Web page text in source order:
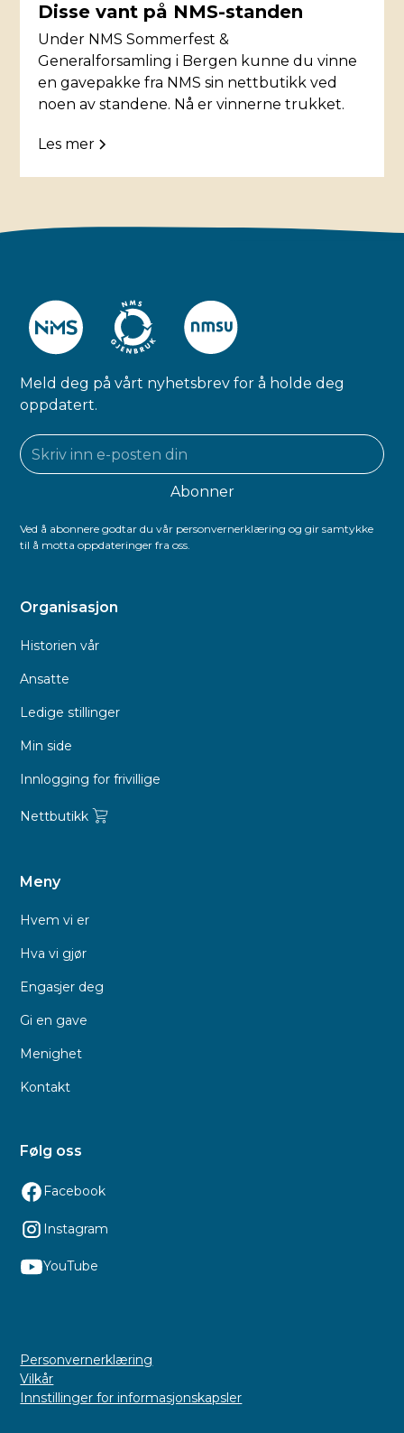
Disse vant på NMS-standen
Under NMS Sommerfest &
Generalforsamling i Bergen kunne du vinne
en gavepakke fra NMS sin nettbutikk ved
noen av standene. Nå er vinnerne trukket.
Les mer
Meld deg på vårt nyhetsbrev for å holde deg
oppdatert.
Ved å abonnere godtar du vår personvernerklæring og gir samtykke
til å motta oppdateringer fra oss.
Organisasjon
Historien vår
Ansatte
Ledige stillinger
Min side
Innlogging for frivillige
Nettbutikk
Meny
Hvem vi er
Hva vi gjør
Engasjer deg
Gi en gave
Menighet
Kontakt
Følg oss
Facebook
Instagram
YouTube
Personvernerklæring
Vilkår
Innstillinger for informasjonskapsler